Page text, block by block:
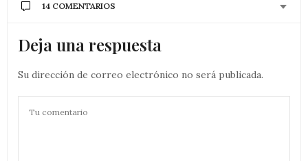
14 COMENTARIOS
Deja una respuesta
Su dirección de correo electrónico no será publicada.